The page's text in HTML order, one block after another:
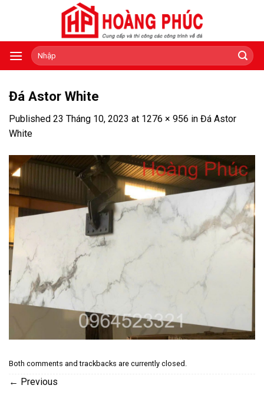
Tìm
kiếm:
Đá Astor White
Published 23 Tháng 10, 2023 at 1276 × 956 in Đá Astor
White
Both comments and trackbacks are currently closed.
← Previous